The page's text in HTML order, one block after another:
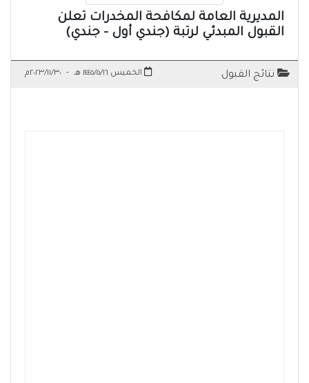
المديرية العامة لمكافحة المخدرات تعلن
القبول المبدئي لرتبة (جندي أول - جندي)
نتائج القبول الخميس ١٤٤٥/٥/١٦ هـ - ٢٠٢٣/١١/٣٠م